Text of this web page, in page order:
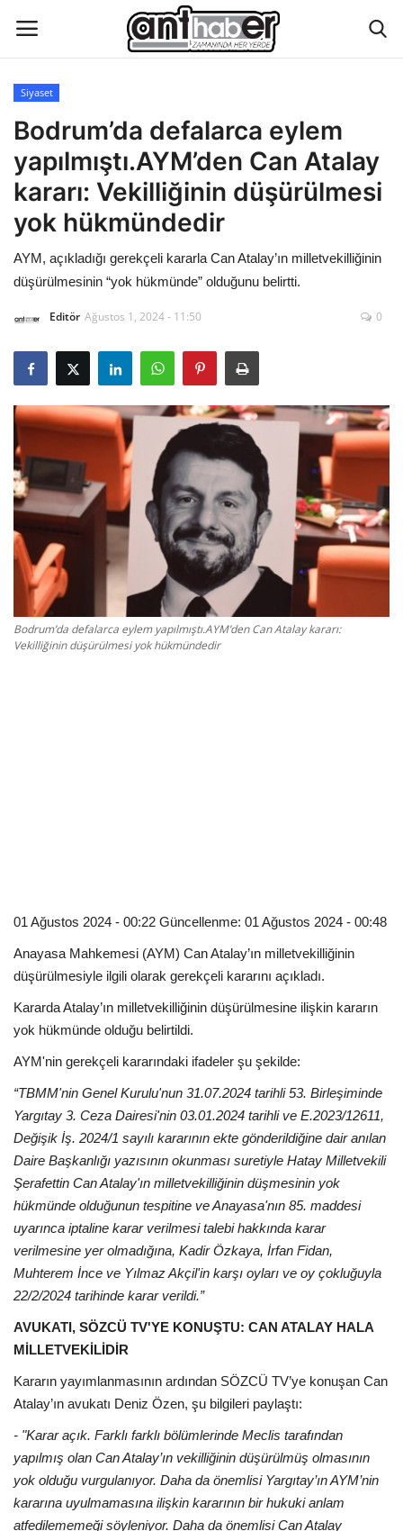
Künye
Eğitim
Aktüel Magazin
Hakkımızda
Asayiş
Gizlilik Politikası
Reklam ve İşbirliği
Bodrum Trafik Yoğunluk Haritası
Turizm
Siyaset
Gündem
Siyaset
Bodrum’da defalarca eylem
yapılmıştı.AYM’den Can Atalay
kararı: Vekilliğinin düşürülmesi
yok hükmündedir
AYM, açıkladığı gerekçeli kararla Can Atalay’ın milletvekilliğinin
düşürülmesinin “yok hükmünde” olduğunu belirtti.
Editör Ağustos 1, 2024 - 11:50 0
Bodrum’da defalarca eylem yapılmıştı.AYM’den Can Atalay kararı:
Vekilliğinin düşürülmesi yok hükmündedir
01 Ağustos 2024 - 00:22 Güncellenme: 01 Ağustos 2024 - 00:48
Anayasa Mahkemesi (AYM) Can Atalay’ın milletvekilliğinin
düşürülmesiyle ilgili olarak gerekçeli kararını açıkladı.
Kararda Atalay’ın milletvekilliğinin düşürülmesine ilişkin kararın
yok hükmünde olduğu belirtildi.
AYM'nin gerekçeli kararındaki ifadeler şu şekilde:
“TBMM'nin Genel Kurulu'nun 31.07.2024 tarihli 53. Birleşiminde
Yargıtay 3. Ceza Dairesi'nin 03.01.2024 tarihli ve E.2023/12611,
Değişik İş. 2024/1 sayılı kararının ekte gönderildiğine dair anılan
Daire Başkanlığı yazısının okunması suretiyle Hatay Milletvekili
Şerafettin Can Atalay'ın milletvekilliğinin düşmesinin yok
hükmünde olduğunun tespitine ve Anayasa'nın 85. maddesi
uyarınca iptaline karar verilmesi talebi hakkında karar
verilmesine yer olmadığına, Kadir Özkaya, İrfan Fidan,
Muhterem İnce ve Yılmaz Akçil'in karşı oyları ve oy çokluğuyla
22/2/2024 tarihinde karar verildi.”
AVUKATI, SÖZCÜ TV'YE KONUŞTU: CAN ATALAY HALA
MİLLETVEKİLİDİR
Kararın yayımlanmasının ardından SÖZCÜ TV’ye konuşan Can
Atalay’ın avukatı Deniz Özen, şu bilgileri paylaştı:
- "Karar açık. Farklı farklı bölümlerinde Meclis tarafından
yapılmış olan Can Atalay’ın vekilliğinin düşürülmüş olmasının
yok olduğu vurgulanıyor. Daha da önemlisi Yargıtay’ın AYM’nin
kararına uyulmamasına ilişkin kararının bir hukuki anlam
atfedilememeği söyleniyor. Daha da önemlisi Can Atalay